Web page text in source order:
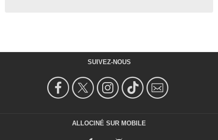
SUIVEZ-NOUS
ALLOCINÉ SUR MOBILE